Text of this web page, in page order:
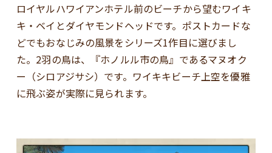
ロイヤルハワイアンホテル前のビーチから望むワイキ
キ・ベイとダイヤモンドヘッドです。ポストカードな
どでもおなじみの風景をシリーズ1作目に選びまし
た。2羽の鳥は、『ホノルル市の鳥』であるマヌオク
ー（シロアジサシ）です。ワイキキビーチ上空を優雅
に飛ぶ姿が実際に見られます。